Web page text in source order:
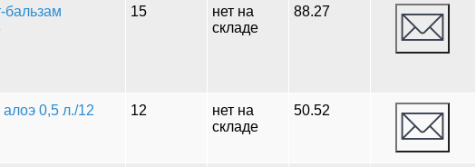
бальзам
15
нет на
складе
88.27
0,5 л./12
12
нет на
складе
50.52